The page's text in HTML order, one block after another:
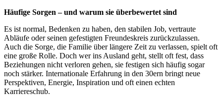
Häufige Sorgen – und warum sie überbewertet sind
Es ist normal, Bedenken zu haben, den stabilen Job, vertraute
Abläufe oder seinen gefestigten Freundeskreis zurückzulassen.
Auch die Sorge, die Familie über längere Zeit zu verlassen, spielt oft
eine große Rolle. Doch wer ins Ausland geht, stellt oft fest, dass
Beziehungen nicht verloren gehen, sie festigen sich häufig sogar
noch stärker. Internationale Erfahrung in den 30ern bringt neue
Perspektiven, Energie, Inspiration und oft einen echten
Karriereschub.